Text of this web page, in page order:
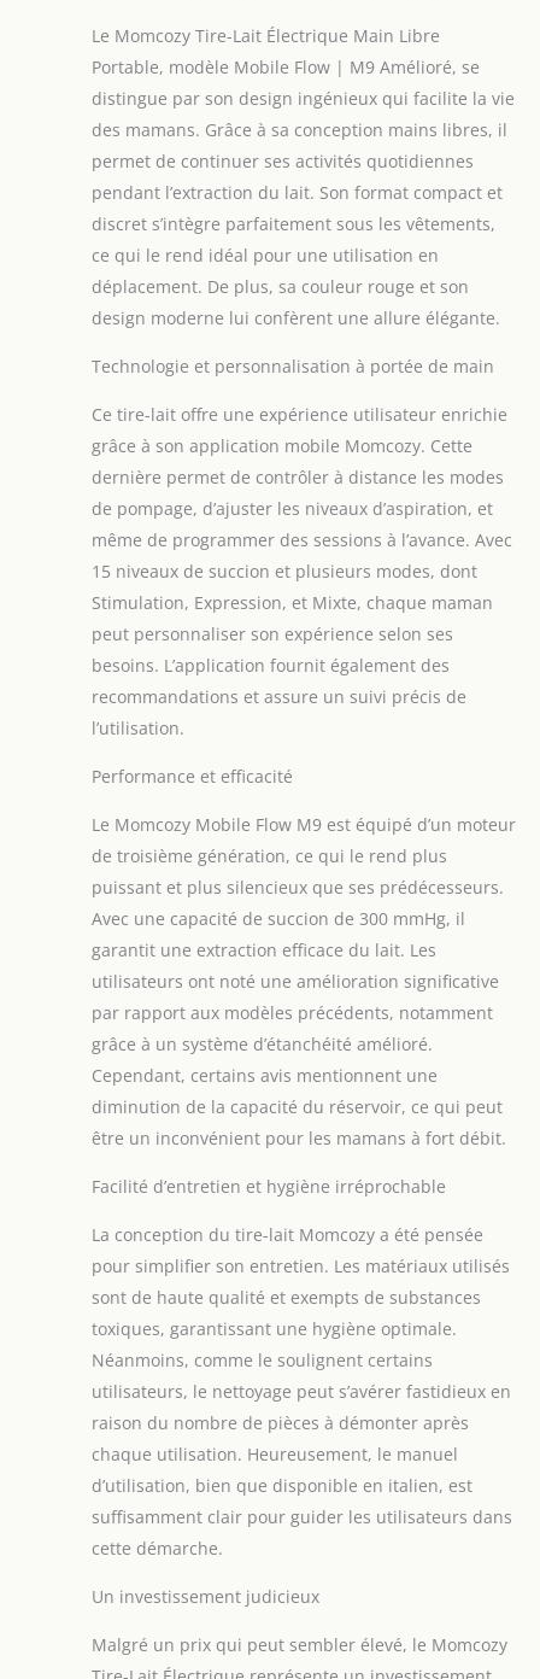
Le Momcozy Tire-Lait Électrique Main Libre
Portable, modèle Mobile Flow | M9 Amélioré, se
distingue par son design ingénieux qui facilite la vie
des mamans. Grâce à sa conception mains libres, il
permet de continuer ses activités quotidiennes
pendant l’extraction du lait. Son format compact et
discret s’intègre parfaitement sous les vêtements,
ce qui le rend idéal pour une utilisation en
déplacement. De plus, sa couleur rouge et son
design moderne lui confèrent une allure élégante.
Technologie et personnalisation à portée de main
Ce tire-lait offre une expérience utilisateur enrichie
grâce à son application mobile Momcozy. Cette
dernière permet de contrôler à distance les modes
de pompage, d’ajuster les niveaux d’aspiration, et
même de programmer des sessions à l’avance. Avec
15 niveaux de succion et plusieurs modes, dont
Stimulation, Expression, et Mixte, chaque maman
peut personnaliser son expérience selon ses
besoins. L’application fournit également des
recommandations et assure un suivi précis de
l’utilisation.
Performance et efficacité
Le Momcozy Mobile Flow M9 est équipé d’un moteur
de troisième génération, ce qui le rend plus
puissant et plus silencieux que ses prédécesseurs.
Avec une capacité de succion de 300 mmHg, il
garantit une extraction efficace du lait. Les
utilisateurs ont noté une amélioration significative
par rapport aux modèles précédents, notamment
grâce à un système d’étanchéité amélioré.
Cependant, certains avis mentionnent une
diminution de la capacité du réservoir, ce qui peut
être un inconvénient pour les mamans à fort débit.
Facilité d’entretien et hygiène irréprochable
La conception du tire-lait Momcozy a été pensée
pour simplifier son entretien. Les matériaux utilisés
sont de haute qualité et exempts de substances
toxiques, garantissant une hygiène optimale.
Néanmoins, comme le soulignent certains
utilisateurs, le nettoyage peut s’avérer fastidieux en
raison du nombre de pièces à démonter après
chaque utilisation. Heureusement, le manuel
d’utilisation, bien que disponible en italien, est
suffisamment clair pour guider les utilisateurs dans
cette démarche.
Un investissement judicieux
Malgré un prix qui peut sembler élevé, le Momcozy